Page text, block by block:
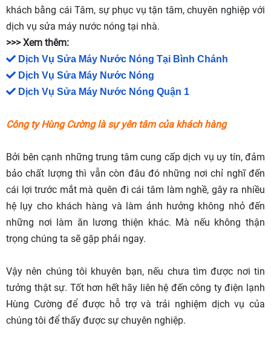
khách bằng cái Tâm, sự phục vụ tận tâm, chuyên nghiệp với
dịch vụ sửa máy nước nóng tại nhà.
>>> Xem thêm:
Dịch Vụ Sửa Máy Nước Nóng Tại Bình Chánh
Dịch Vụ Sửa Máy Nước Nóng
Dịch Vụ Sửa Máy Nước Nóng Quận 1
Công ty Hùng Cường là sự yên tâm của khách hàng
Bởi bên cạnh những trung tâm cung cấp dịch vụ uy tín, đảm
bảo chất lượng thì vẫn còn đâu đó những nơi chỉ nghĩ đến
cái lợi trước mắt mà quên đi cái tâm làm nghề, gây ra nhiều
hệ lụy cho khách hàng và làm ảnh hưởng không nhỏ đến
những nơi làm ăn lương thiện khác. Mà nếu không thận
trọng chúng ta sẽ gặp phải ngay.
Vậy nên chúng tôi khuyên bạn, nếu chưa tìm được nơi tin
tưởng thật sự. Tốt hơn hết hãy liên hệ đến công ty điện lạnh
Hùng Cường để được hỗ trợ và trải nghiệm dịch vụ của
chúng tôi để thấy được sự chuyên nghiệp.